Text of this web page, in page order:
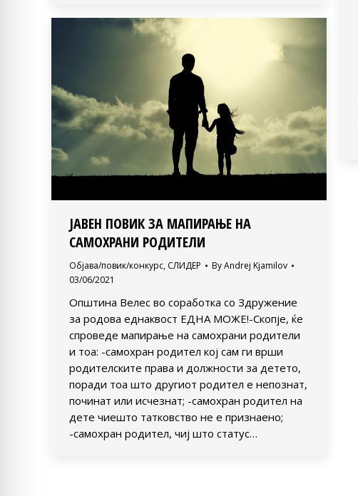
ЈАВЕН ПОВИК ЗА МАПИРАЊЕ НА
САМОХРАНИ РОДИТЕЛИ
Објава/повик/конкурс, СЛИДЕР ByAndrej Kjamilov
03/06/2021
Општина Велес во соработка со Здружение
за родова еднаквост ЕДНА МОЖЕ!-Скопје, ќе
спроведе мапирање на самохрани родители
и тоа: -самохран родител кој сам ги врши
родителските права и должности за детето,
поради тоа што другиот родител е непознат,
починат или исчезнат; -самохран родител на
дете чиешто татковство не е признаено;
-самохран родител, чиј што статус…